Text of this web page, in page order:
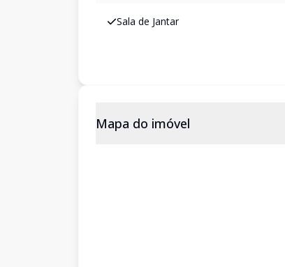
Sala de Jantar
Mapa do imóvel